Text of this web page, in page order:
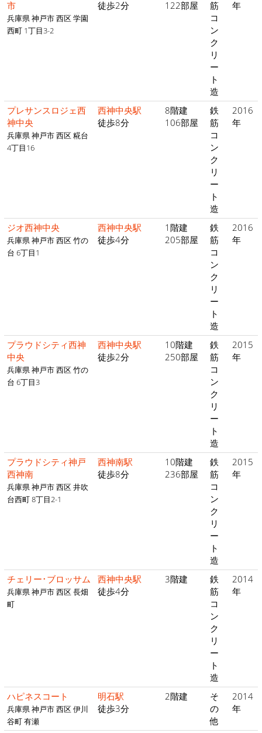
市
兵庫県 神戸市 西区 学園
西町 1丁目3-2
徒歩2分 122部屋
筋
コ
ン
ク
リ
ー
ト
造
年
プレサンスロジェ西
神中央
兵庫県 神戸市 西区 糀台
4丁目16
西神中央駅
徒歩8分
8階建
106部屋
鉄
筋
コ
ン
ク
リ
ー
ト
造
2016
年
ジオ西神中央
兵庫県 神戸市 西区 竹の
台 6丁目1
西神中央駅
徒歩4分
1階建
205部屋
鉄
筋
コ
ン
ク
リ
ー
ト
造
2016
年
プラウドシティ西神
中央
兵庫県 神戸市 西区 竹の
台 6丁目3
西神中央駅
徒歩2分
10階建
250部屋
鉄
筋
コ
ン
ク
リ
ー
ト
造
2015
年
プラウドシティ神戸
西神南
兵庫県 神戸市 西区 井吹
台西町 8丁目2-1
西神南駅
徒歩8分
10階建
236部屋
鉄
筋
コ
ン
ク
リ
ー
ト
造
2015
年
チェリー･ブロッサム
兵庫県 神戸市 西区 長畑
町
西神中央駅
徒歩4分
3階建
鉄
筋
コ
ン
ク
リ
ー
ト
造
2014
年
ハピネスコート
兵庫県 神戸市 西区 伊川
谷町 有瀬
明石駅
徒歩3分
2階建
そ
の
他
2014
年